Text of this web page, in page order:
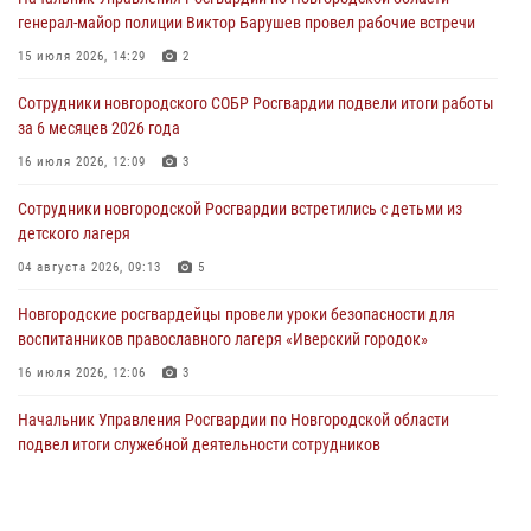
05 августа 2026, 10:21 1
Телесюжет в программе "Новгородское областное телевидение.
участие в приемке образовательных учреждений к новому году.
05 августа 2026, 10:19
первенстве в Чемпионате Северо-Западного округа Росгвардии по
спортивному самбо
04 августа 2026, 11:42 4
Сотрудники новгородской Росгвардии встретились с детьми из
детского лагеря
04 августа 2026, 09:13
генерал-майор полиции Виктор Барушев провел рабочие встречи
15 июля 2026, 14:29 2
Сотрудники новгородского СОБР Росгвардии подвели итоги работы
за 6 месяцев 2026 года
16 июля 2026, 12:09 3
Сотрудники новгородской Росгвардии встретились с детьми из
детского лагеря
04 августа 2026, 09:13 5
Новгородские росгвардейцы провели уроки безопасности для
воспитанников православного лагеря «Иверский городок»
16 июля 2026, 12:06 3
Начальник Управления Росгвардии по Новгородской области
подвел итоги служебной деятельности сотрудников